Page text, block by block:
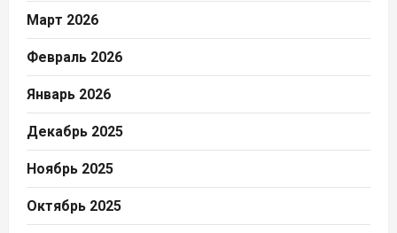
Март 2026
Февраль 2026
Январь 2026
Декабрь 2025
Ноябрь 2025
Октябрь 2025